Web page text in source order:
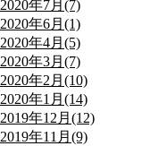
2020年7月(7)
2020年6月(1)
2020年4月(5)
2020年3月(7)
2020年2月(10)
2020年1月(14)
2019年12月(12)
2019年11月(9)